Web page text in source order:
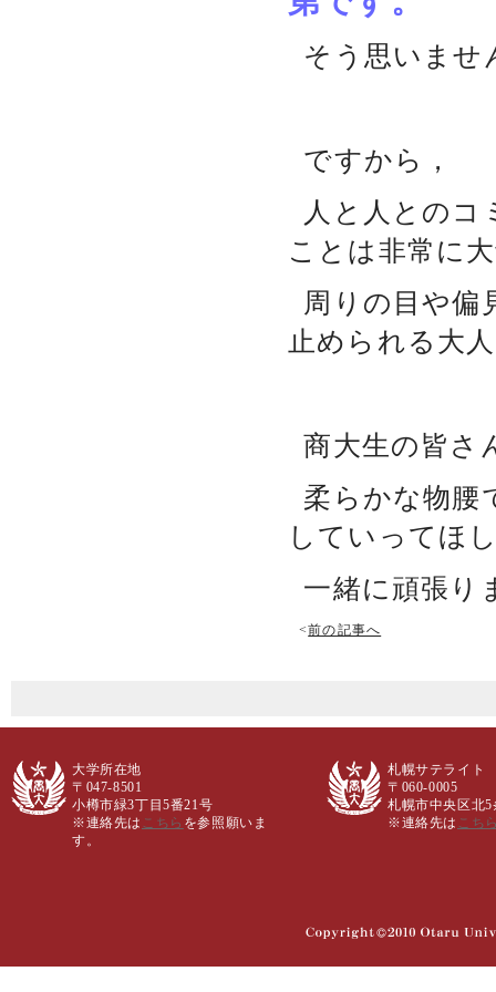
そう思いませ
ですから，
人と人とのコ
ことは非常に
周りの目や偏
止められる大
商大生の皆さ
柔らかな物腰
していってほ
一緒に頑張り
<前の記事へ
大学所在地
〒047-8501
小樽市緑3丁目5番21号
※連絡先は こちら を参照願いま
す。
札幌サテライト
〒060-0005
札幌市中央区北5
※連絡先は こち